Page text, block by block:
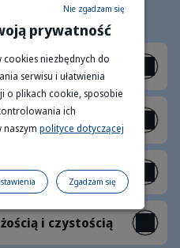
skóry i
kwasy
skóry
i czystością
prywatność
niezbędnych do
serwisu i ułatwienia
o plikach cookie, sposobie
ich
naszym polityce dotyczącej
Nie zgadzam się
Zgadzam się